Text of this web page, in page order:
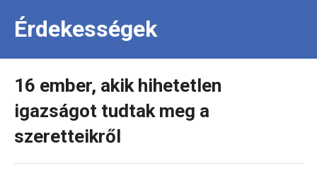
Érdekességek
16 ember, akik hihetetlen
igazságot tudtak meg a
szeretteikről